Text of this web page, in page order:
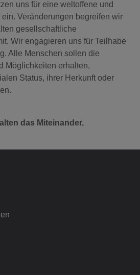
uns für eine weltoffene und
Veränderungen begreifen wir
gesellschaftliche
Wir engagieren uns für Teilhabe
Alle Menschen sollen die
Möglichkeiten erhalten,
Status, ihrer Herkunft oder
das Miteinander.